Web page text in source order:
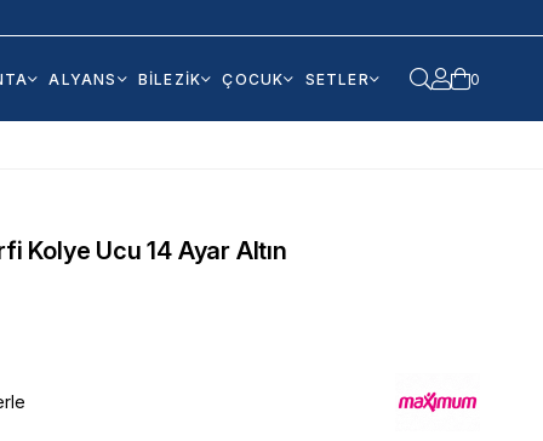
ALYANS BİLEZİK ÇOCUK SETLER 0
Kolye Ucu 14 Ayar Altın